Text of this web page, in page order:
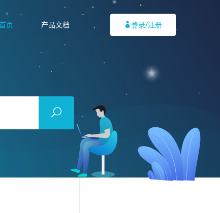
页 产品文档 登录/注册